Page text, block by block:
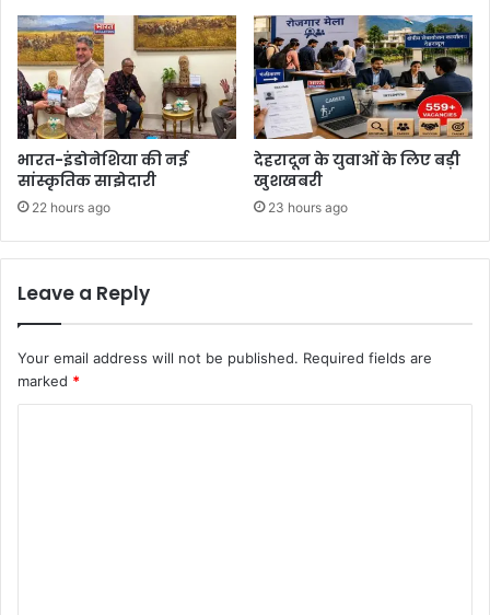
भारत-इंडोनेशिया की नई
सांस्कृतिक साझेदारी
22 hours ago
देहरादून के युवाओं के लिए बड़ी
खुशखबरी
23 hours ago
Leave a Reply
Your email address will not be published. Required fields are
marked *